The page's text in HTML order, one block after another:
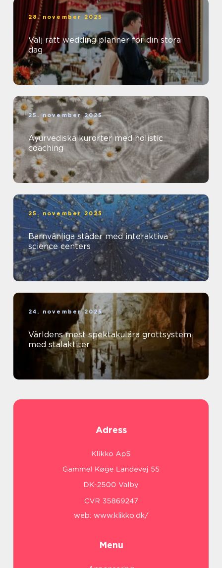
28. november 2025
Välj rätt wedding planner för din stora
dag
25. november 2025
Ayurvediska kurorter med holistic
coaching
25. november 2025
Barnvänliga städer med interaktiva
science centers
24. november 2025
Världens mest spektakulära grottsystem
med stalaktiter
Adress
web: www.klikko.dk/
Menu